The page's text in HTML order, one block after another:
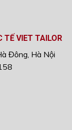
TẾ VIET TAILOR
Đông, Hà Nội